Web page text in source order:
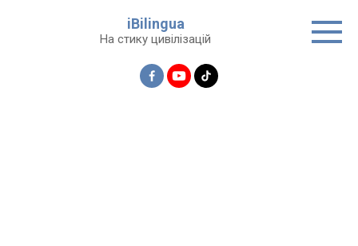
iBilingua
На стику цивілізацій